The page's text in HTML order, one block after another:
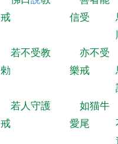
戒
信受
若不受教
勑
亦不受
樂戒
若人守護
戒
如猫牛
愛尾